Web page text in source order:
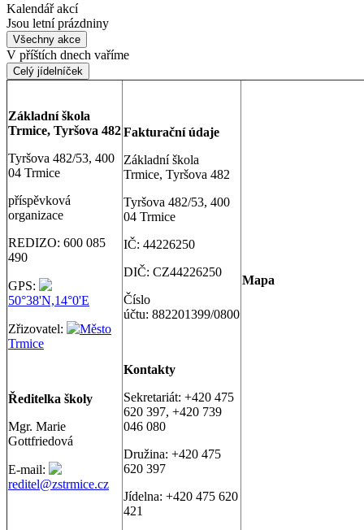
Kalendář akcí
Jsou letní prázdniny
Všechny akce
V příštích dnech vaříme
Celý jídelníček
Základní škola
Trmice, Tyršova 482
Tyršova 482/53, 400
04 Trmice
příspěvková
organizace
REDIZO: 600 085
490
GPS:
50°38'N,14°0'E
Zřizovatel:
Město
Trmice
Ředitelka školy
Mgr. Marie
Gottfriedová
E-mail:
reditel@zstrmice.cz
Fakturační údaje
Základní škola
Trmice, Tyršova 482
Tyršova 482/53, 400
04 Trmice
IČ: 44226250
DIČ: CZ44226250
Číslo
účtu: 882201399/0800
Kontakty
Sekretariát: +420 475
620 397, +420 739
046 080
Družina: +420 475
620 397
Jídelna: +420 475 620
421
Mapa